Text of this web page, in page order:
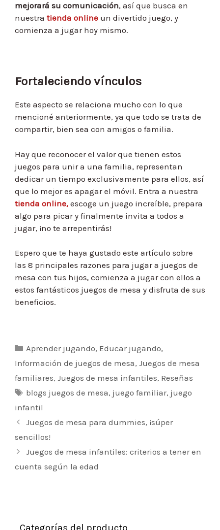
mejorará su comunicación, así que busca en
nuestra tienda online un divertido juego, y
comienza a jugar hoy mismo.
Fortaleciendo vínculos
Este aspecto se relaciona mucho con lo que
mencioné anteriormente, ya que todo se trata de
compartir, bien sea con amigos o familia.
Hay que reconocer el valor que tienen estos
juegos para unir a una familia, representan
dedicar un tiempo exclusivamente para ellos, así
que lo mejor es apagar el móvil. Entra a nuestra
tienda online, escoge un juego increíble, prepara
algo para picar y finalmente invita a todos a
jugar, ¡no te arrepentirás!
Espero que te haya gustado este artículo sobre
las 8 principales razones para jugar a juegos de
mesa con tus hijos, comienza a jugar con ellos a
estos fantásticos juegos de mesa y disfruta de sus
beneficios.
Categorías
Aprender jugando, Educar jugando,
Información de juegos de mesa, Juegos de mesa
familiares, Juegos de mesa infantiles, Reseñas
Etiquetas
blogs juegos de mesa, juego familiar, juego
infantil
Navegación
Juegos de mesa para dummies, ¡súper
sencillos!
Juegos de mesa infantiles: criterios a tener en
cuenta según la edad